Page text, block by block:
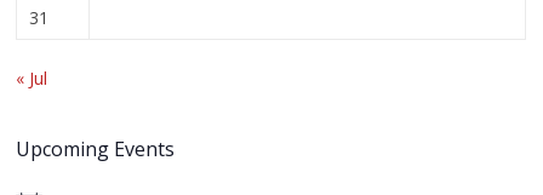
31
« Jul
Upcoming Events